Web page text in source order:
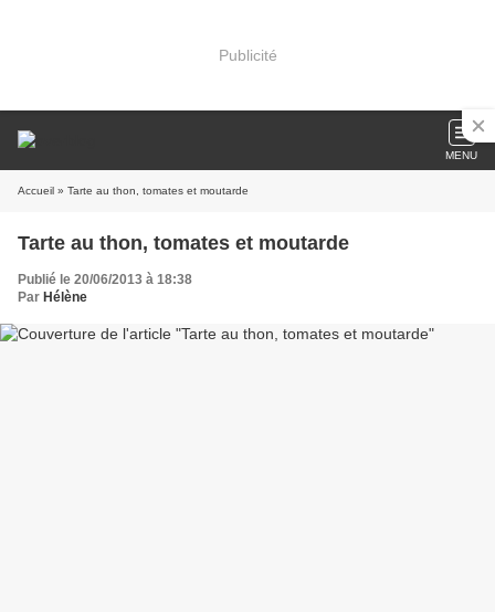
Publicité
MENU
Accueil » Tarte au thon, tomates et moutarde
Tarte au thon, tomates et moutarde
Publié le 20/06/2013 à 18:38
Par Hélène